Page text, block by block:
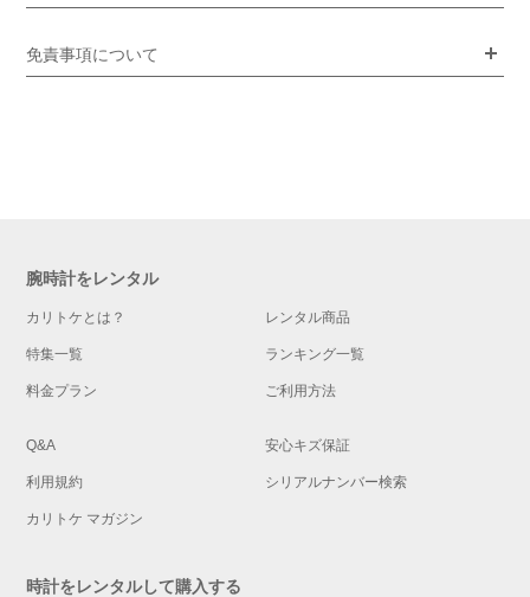
免責事項について
腕時計をレンタル
カリトケとは？ レンタル商品
特集一覧 ランキング一覧
料金プラン ご利用方法
Q&A 安心キズ保証
利用規約 シリアルナンバー検索
カリトケ マガジン
時計をレンタルして購入する